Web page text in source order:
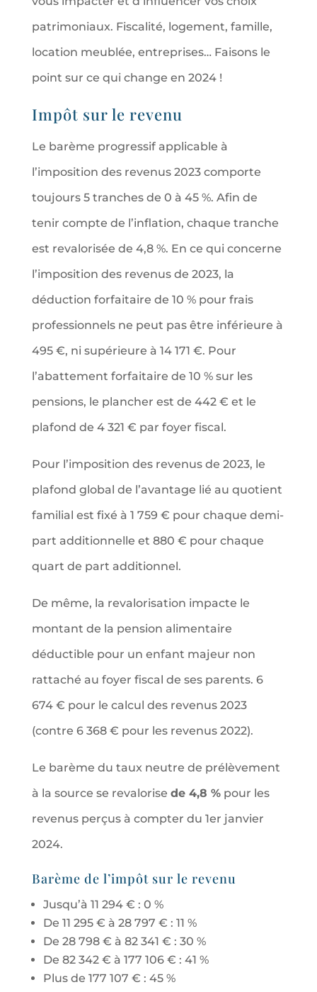
patrimoniaux. Fiscalité, logement, famille,
location meublée, entreprises… Faisons le
point sur ce qui change en 2024 !
Impôt sur le revenu
Le barème progressif applicable à
l’imposition des revenus 2023 comporte
toujours 5 tranches de 0 à 45 %. Afin de
tenir compte de l’inflation, chaque tranche
est revalorisée de 4,8 %. En ce qui concerne
l’imposition des revenus de 2023, la
déduction forfaitaire de 10 % pour frais
professionnels ne peut pas être inférieure à
495 €, ni supérieure à 14 171 €. Pour
l’abattement forfaitaire de 10 % sur les
pensions, le plancher est de 442 € et le
plafond de 4 321 € par foyer fiscal.
Pour l’imposition des revenus de 2023, le
plafond global de l’avantage lié au quotient
familial est fixé à 1 759 € pour chaque demi-
part additionnelle et 880 € pour chaque
quart de part additionnel.
De même, la revalorisation impacte le
montant de la pension alimentaire
déductible pour un enfant majeur non
rattaché au foyer fiscal de ses parents. 6
674 € pour le calcul des revenus 2023
(contre 6 368 € pour les revenus 2022).
Le barème du taux neutre de prélèvement
à la source se revalorise de 4,8 %pour les
revenus perçus à compter du 1er janvier
2024.
Barème de l’impôt sur le revenu
Jusqu’à 11 294 € : 0 %
De 11 295 € à 28 797 € : 11 %
De 28 798 € à 82 341 € : 30 %
De 82 342 € à 177 106 € : 41 %
Plus de 177 107 € : 45 %